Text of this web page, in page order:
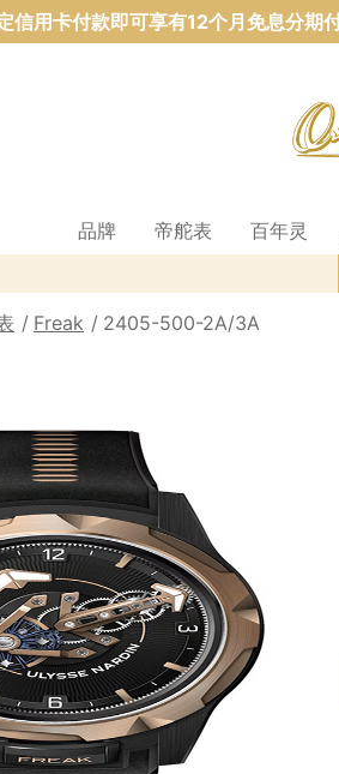
信用卡付款即可享有12个月免息分期付
品牌 帝舵表 百年灵
Freak 2405-500-2A/3A